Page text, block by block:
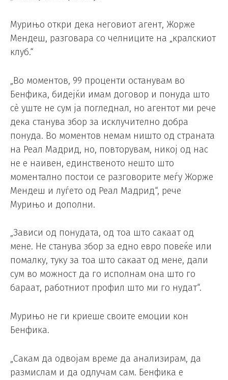
Мурињо откри дека неговиот агент, Жорже
Мендеш, разговара со челниците на „кралскиот
клуб.“
„Во моментов, 99 проценти останувам во
Бенфика, бидејќи имам договор и понуда што
сè уште не сум ја погледнал, но агентот ми рече
дека станува збор за исклучително добра
понуда. Во моментов немам ништо од страната
на Реал Мадрид, но, повторувам, никој од нас
не е наивен, единственото нешто што
моментално постои се разговорите меѓу Жорже
Мендеш и луѓето од Реал Мадрид“, рече
Мурињо и дополни.
„Зависи од понудата, од тоа што сакаат од
мене. Не станува збор за едно евро повеќе или
помалку, туку за тоа што сакаат од мене, дали
сум во можност да го исполнам она што го
бараат, работниот профил што ми го нудат“.
Мурињо не ги криеше своите емоции кон
Бенфика.
„Сакам да одвојам време да анализирам, да
размислам и да одлучам сам. Бенфика е